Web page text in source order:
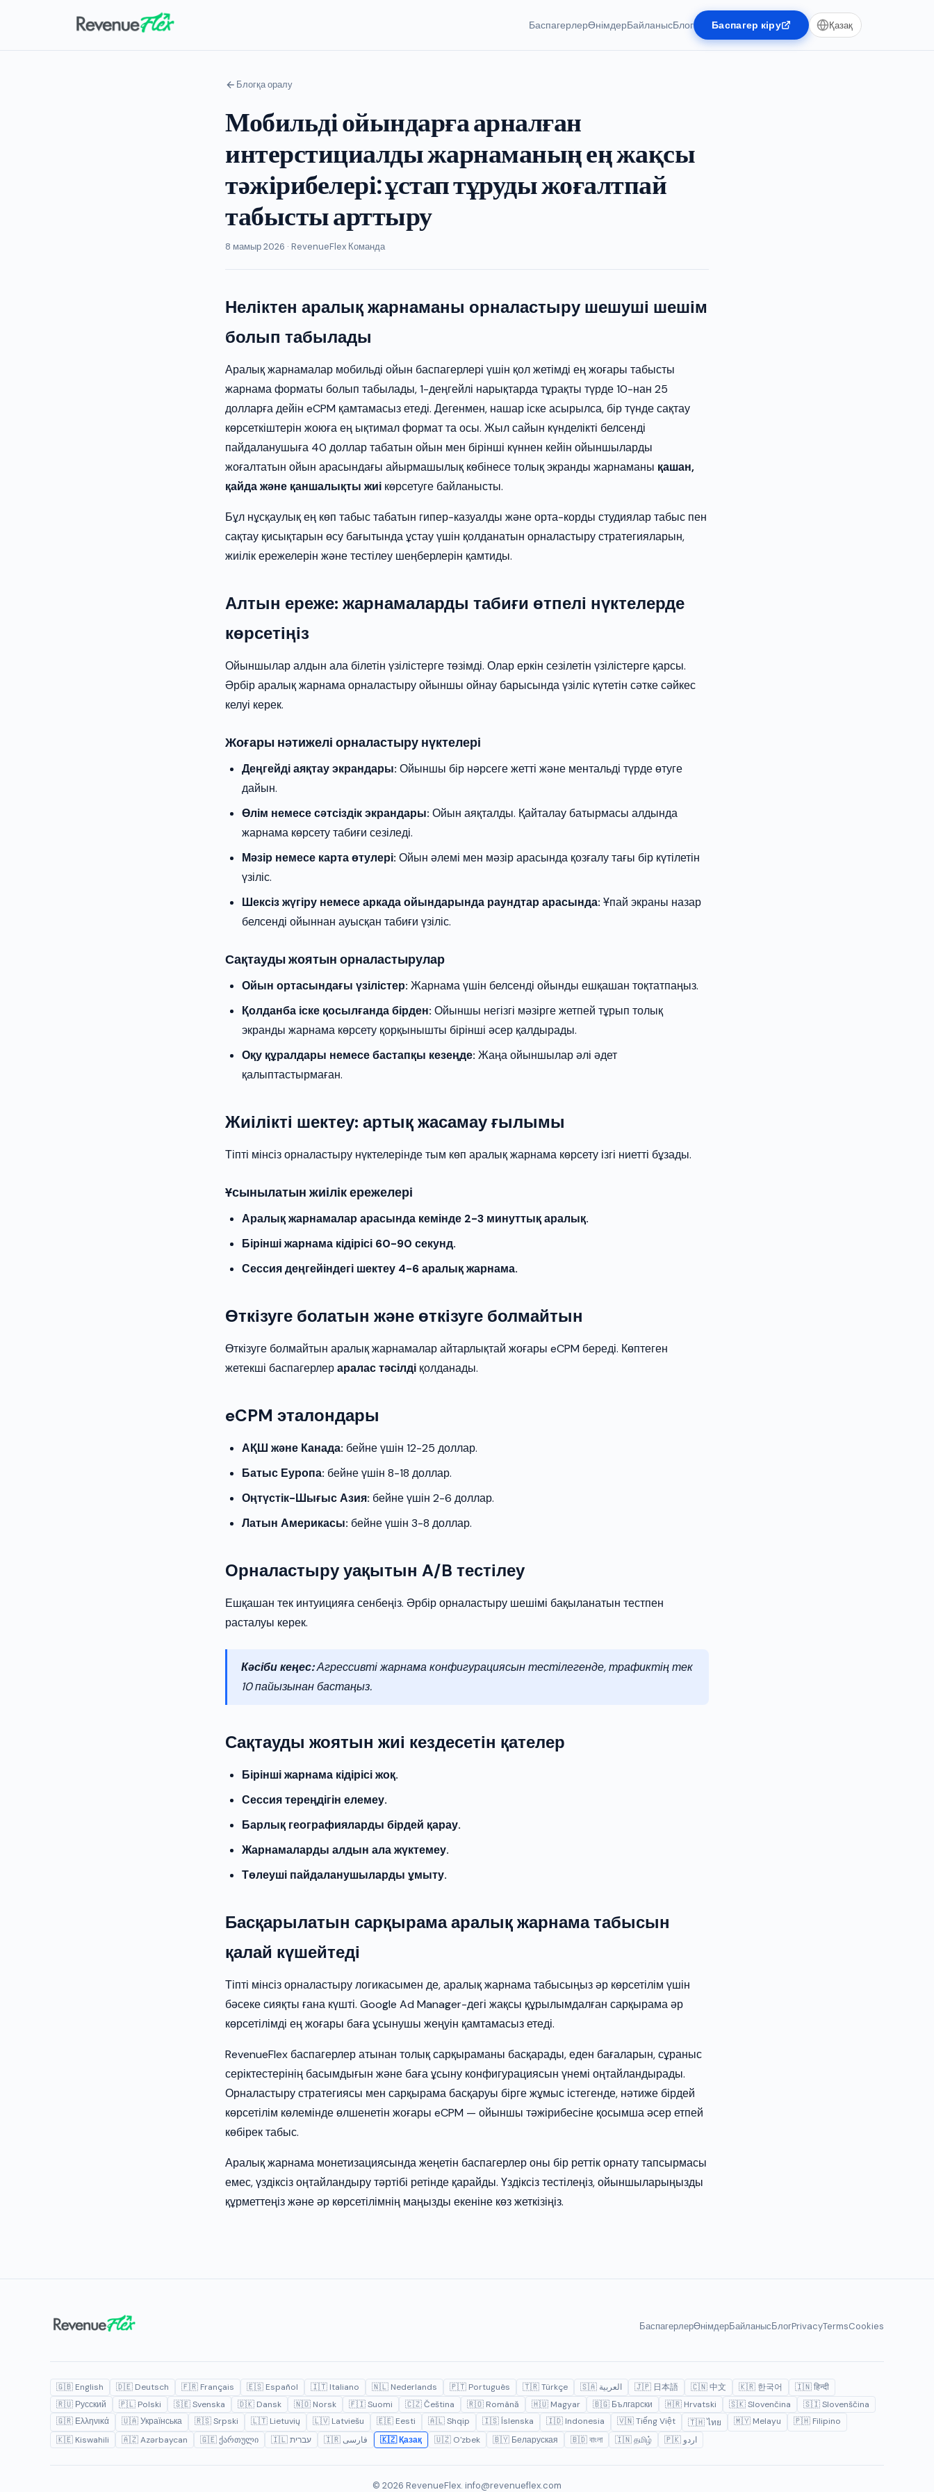
БаспагерлерӨнімдерБайланысБлог Баспагер кіру Қазақ
Блогқа оралу
Мобильді ойындарға арналған
интерстициалды жарнаманың ең жақсы
тәжірибелері: ұстап тұруды жоғалтпай
табысты арттыру
8 мамыр 2026 · RevenueFlex Команда
Неліктен аралық жарнаманы орналастыру шешуші шешім
болып табылады
Аралық жарнамалар мобильді ойын баспагерлері үшін қол жетімді ең жоғары табысты
жарнама форматы болып табылады, 1-деңгейлі нарықтарда тұрақты түрде 10-нан 25
долларға дейін eCPM қамтамасыз етеді. Дегенмен, нашар іске асырылса, бір түнде сақтау
көрсеткіштерін жоюға ең ықтимал формат та осы. Жыл сайын күнделікті белсенді
пайдаланушыға 40 доллар табатын ойын мен бірінші күннен кейін ойыншыларды
жоғалтатын ойын арасындағы айырмашылық көбінесе толық экранды жарнаманы қашан,
қайда және қаншалықты жиі көрсетуге байланысты.
Бұл нұсқаулық ең көп табыс табатын гипер-казуалды және орта-корды студиялар табыс пен
сақтау қисықтарын өсу бағытында ұстау үшін қолданатын орналастыру стратегияларын,
жиілік ережелерін және тестілеу шеңберлерін қамтиды.
Алтын ереже: жарнамаларды табиғи өтпелі нүктелерде
көрсетіңіз
Ойыншылар алдын ала білетін үзілістерге төзімді. Олар еркін сезілетін үзілістерге қарсы.
Әрбір аралық жарнама орналастыру ойыншы ойнау барысында үзіліс күтетін сәтке сәйкес
келуі керек.
Жоғары нәтижелі орналастыру нүктелері
Деңгейді аяқтау экрандары: Ойыншы бір нәрсеге жетті және ментальді түрде өтуге
дайын.
Өлім немесе сәтсіздік экрандары: Ойын аяқталды. Қайталау батырмасы алдында
жарнама көрсету табиғи сезіледі.
Мәзір немесе карта өтулері: Ойын әлемі мен мәзір арасында қозғалу тағы бір күтілетін
үзіліс.
Шексіз жүгіру немесе аркада ойындарында раундтар арасында: Ұпай экраны назар
белсенді ойыннан ауысқан табиғи үзіліс.
Сақтауды жоятын орналастырулар
Ойын ортасындағы үзілістер: Жарнама үшін белсенді ойынды ешқашан тоқтатпаңыз.
Қолданба іске қосылғанда бірден: Ойыншы негізгі мәзірге жетпей тұрып толық
экранды жарнама көрсету қорқынышты бірінші әсер қалдырады.
Оқу құралдары немесе бастапқы кезеңде: Жаңа ойыншылар әлі әдет
қалыптастырмаған.
Жиілікті шектеу: артық жасамау ғылымы
Тіпті мінсіз орналастыру нүктелерінде тым көп аралық жарнама көрсету ізгі ниетті бұзады.
Ұсынылатын жиілік ережелері
Аралық жарнамалар арасында кемінде 2-3 минуттық аралық.
Бірінші жарнама кідірісі 60-90 секунд.
Сессия деңгейіндегі шектеу 4-6 аралық жарнама.
Өткізуге болатын және өткізуге болмайтын
Өткізуге болмайтын аралық жарнамалар айтарлықтай жоғары eCPM береді. Көптеген
жетекші баспагерлераралас тәсілді қолданады.
eCPM эталондары
АҚШ және Канада: бейне үшін 12-25 доллар.
Батыс Еуропа: бейне үшін 8-18 доллар.
Оңтүстік-Шығыс Азия: бейне үшін 2-6 доллар.
Латын Америкасы: бейне үшін 3-8 доллар.
Орналастыру уақытын A/B тестілеу
Ешқашан тек интуицияға сенбеңіз. Әрбір орналастыру шешімі бақыланатын тестпен
расталуы керек.
Кәсіби кеңес:Агрессивті жарнама конфигурациясын тестілегенде, трафиктің тек
10 пайызынан бастаңыз.
Сақтауды жоятын жиі кездесетін қателер
Бірінші жарнама кідірісі жоқ.
Сессия тереңдігін елемеу.
Барлық географияларды бірдей қарау.
Жарнамаларды алдын ала жүктемеу.
Төлеуші пайдаланушыларды ұмыту.
Басқарылатын сарқырама аралық жарнама табысын
қалай күшейтеді
Тіпті мінсіз орналастыру логикасымен де, аралық жарнама табысыңыз әр көрсетілім үшін
бәсеке сияқты ғана күшті. Google Ad Manager-дегі жақсы құрылымдалған сарқырама әр
көрсетілімді ең жоғары баға ұсынушы жеңуін қамтамасыз етеді.
RevenueFlex баспагерлер атынан толық сарқыраманы басқарады, еден бағаларын, сұраныс
серіктестерінің басымдығын және баға ұсыну конфигурациясын үнемі оңтайландырады.
Орналастыру стратегиясы мен сарқырама басқаруы бірге жұмыс істегенде, нәтиже бірдей
көрсетілім көлемінде өлшенетін жоғары eCPM — ойыншы тәжірибесіне қосымша әсер етпей
көбірек табыс.
Аралық жарнама монетизациясында жеңетін баспагерлер оны бір реттік орнату тапсырмасы
емес, үздіксіз оңтайландыру тәртібі ретінде қарайды. Үздіксіз тестілеңіз, ойыншыларыңызды
құрметтеңіз және әр көрсетілімнің маңызды екеніне көз жеткізіңіз.
БаспагерлерӨнімдерБайланысБлогPrivacyTermsCookies
🇬🇧 English 🇩🇪 Deutsch 🇫🇷 Français 🇪🇸 Español 🇮🇹 Italiano 🇳🇱 Nederlands 🇵🇹 Português 🇹🇷 Türkçe 🇸🇦 العربية 🇯🇵 日本語 🇨🇳 中文 🇰🇷 한국어
🇮🇳 हिन्दी
🇷🇺 Русский
🇵🇱 Polski 🇸🇪 Svenska 🇩🇰 Dansk 🇳🇴 Norsk 🇫🇮 Suomi 🇨🇿 Čeština 🇷🇴 Română 🇭🇺 Magyar 🇧🇬 Български 🇭🇷 Hrvatski 🇸🇰 Slovenčina
🇸🇮 Slovenščina
🇬🇷 Ελληνικά
🇺🇦 Українська 🇷🇸 Srpski 🇱🇹 Lietuvių 🇱🇻 Latviešu 🇪🇪 Eesti 🇦🇱 Shqip 🇮🇸 Íslenska 🇮🇩 Indonesia 🇻🇳 Tiếng Việt 🇹🇭 ไทย 🇲🇾 Melayu
🇵🇭 Filipino
🇰🇪 Kiswahili
🇦🇿 Azərbaycan 🇬🇪 ქართული 🇮🇱 עברית 🇮🇷 فارسی 🇰🇿 Қазақ 🇺🇿 O'zbek 🇧🇾 Беларуская 🇧🇩 বাংলা 🇮🇳 தமிழ் 🇵🇰 اردو
© 2026 RevenueFlex. info@revenueflex.com